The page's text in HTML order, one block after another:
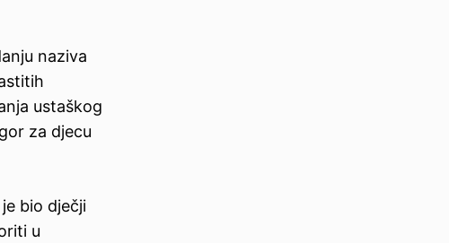
naziva
ustaškog
za djecu
bio dječji
u